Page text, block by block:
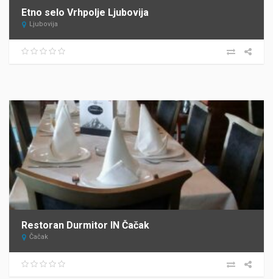
Etno selo Vrhpolje Ljubovija
Ljubovija
Restoran Durmitor IN Čačak
Čačak